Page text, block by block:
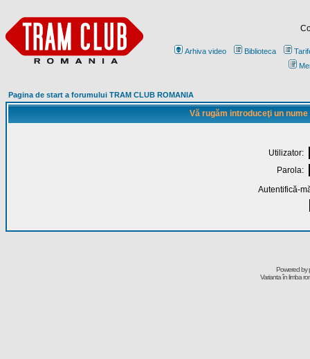
Arhiva video Biblioteca
Pagina de start a forumului TRAM CLUB ROMANIA
Vă rugăm introduceţi un
Utilizator:
Parola:
Autentifică-
Powered by
Varianta în limba